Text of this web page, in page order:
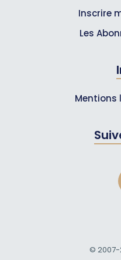
Inscrire
Les
Mentions
© 2007-